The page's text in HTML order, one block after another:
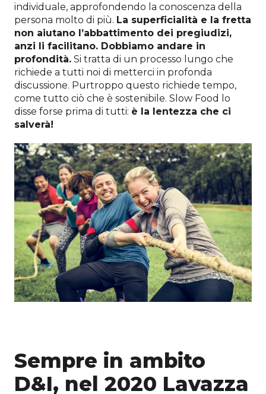
individuale, approfondendo la conoscenza della
persona molto di più. La superficialità e la fretta
non aiutano l’abbattimento dei pregiudizi,
anzi li facilitano. Dobbiamo andare in
profondità. Si tratta di un processo lungo che
richiede a tutti noi di metterci in profonda
discussione. Purtroppo questo richiede tempo,
come tutto ciò che è sostenibile. Slow Food lo
disse forse prima di tutti: è la lentezza che ci
salverà!
Sempre in ambito
D&I, nel 2020 Lavazza